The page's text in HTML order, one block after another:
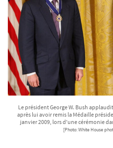
Le président George W. Bush
après lui avoir remis la Médaille
janvier 2009, lors d'une cérémonie
[Photo: White House